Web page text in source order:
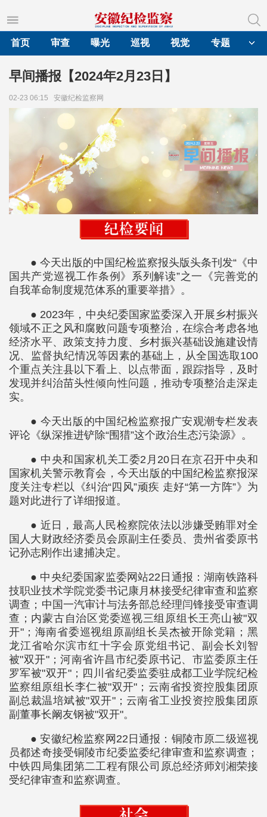
首页
审查 曝光 巡视 视觉 专题
早间播报【2024年2月23日】
02-23 06:15 安徽纪检监察网
● 今天出版的中国纪检监察报头版头条刊发“《中
国共产党巡视工作条例》系列解读”之一《完善党的
自我革命制度规范体系的重要举措》。
● 2023年，中央纪委国家监委深入开展乡村振兴
领域不正之风和腐败问题专项整治，在综合考虑各地
经济水平、政策支持力度、乡村振兴基础设施建设情
况、监督执纪情况等因素的基础上，从全国选取100
个重点关注县以下看上、以点带面，跟踪指导，及时
发现并纠治苗头性倾向性问题，推动专项整治走深走
实。
● 今天出版的中国纪检监察报广安观潮专栏发表
评论《纵深推进铲除“围猎”这个政治生态污染源》。
● 中央和国家机关工委2月20日在京召开中央和
国家机关警示教育会，今天出版的中国纪检监察报深
度关注专栏以《纠治“四风”顽疾 走好“第一方阵”》为
题对此进行了详细报道。
● 近日，最高人民检察院依法以涉嫌受贿罪对全
国人大财政经济委员会原副主任委员、贵州省委原书
记孙志刚作出逮捕决定。
● 中央纪委国家监委网站22日通报：湖南铁路科
技职业技术学院党委书记康月林接受纪律审查和监察
调查；中国一汽审计与法务部总经理闫锋接受审查调
查；内蒙古自治区党委巡视三组原组长王亮山被"双
开"；海南省委巡视组原副组长吴杰被开除党籍；黑
龙江省哈尔滨市红十字会原党组书记、副会长刘智
被"双开"；河南省许昌市纪委原书记、市监委原主任
罗军被"双开"；四川省纪委监委驻成都工业学院纪检
监察组原组长李仁被"双开"；云南省投资控股集团原
副总裁温培斌被"双开"；云南省工业投资控股集团原
副董事长阚友钢被"双开"。
● 安徽纪检监察网22日通报：铜陵市原二级巡视
员都述奇接受铜陵市纪委监委纪律审查和监察调查；
中铁四局集团第二工程有限公司原总经济师刘湘荣接
受纪律审查和监察调查。